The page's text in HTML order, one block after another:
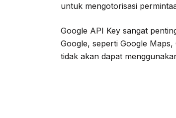
untuk mengotorisasi
Google API Key sangat
Google, seperti Google
tidak akan dapat